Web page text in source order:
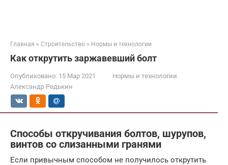
Главная » Строительство » Нормы и технологии
Как открутить заржавевший болт
Опубликовано: 15 Мар 2021
Нормы и технологии
Александр Редькин
Способы откручивания болтов, шурупов,
винтов со слизанными гранями
Если привычным способом не получилось открутить